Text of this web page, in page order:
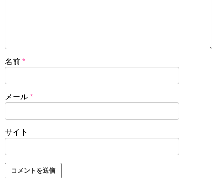
名前 *
メール *
サイト